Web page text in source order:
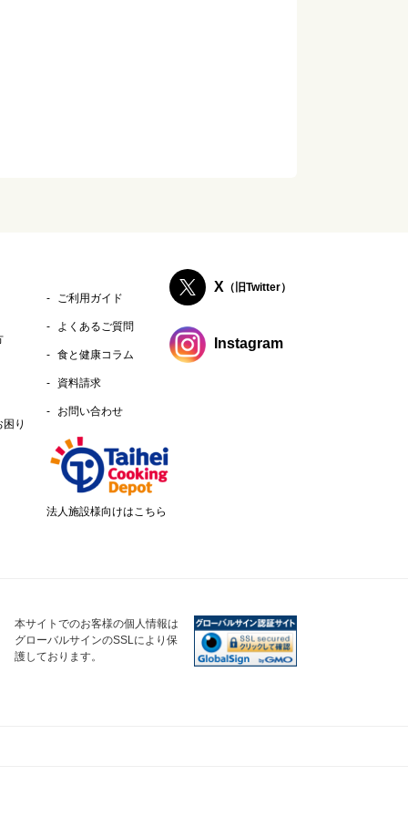
り
ご利用ガイド
よくあるご質問
食と健康コラム
資料請求
お問い合わせ
法人施設様向けはこちら
X （旧Twitter）
Instagram
本サイトでのお客様の個人情報は
グローバルサインのSSLにより保
護しております。